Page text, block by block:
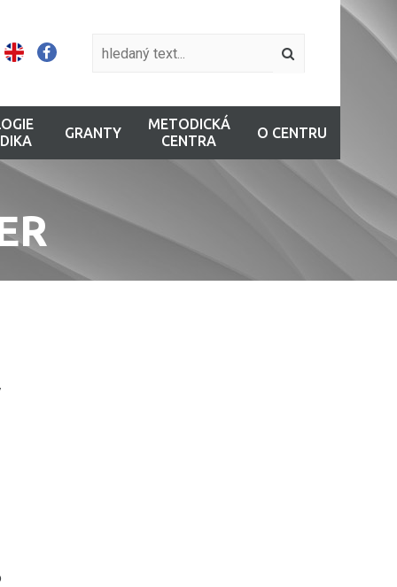
GRANTY
METODICKÁ
CENTRA
O CENTRU